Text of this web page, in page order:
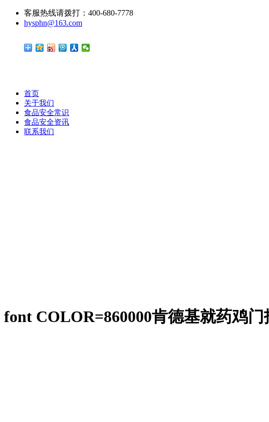
客服热线请拨打：400-680-7778
hysphn@163.com
首页
关于我们
食品安全常识
食品安全资讯
联系我们
font COLOR=860000肯德基就药鸡